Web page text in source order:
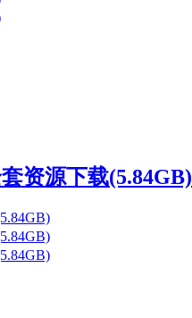
资源下载(5.84GB)